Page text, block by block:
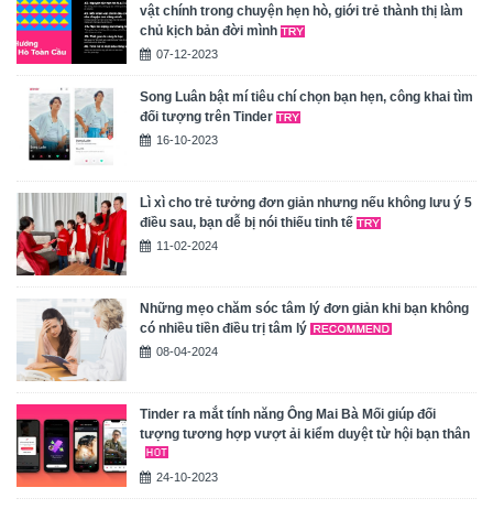
vật chính trong chuyện hẹn hò, giới trẻ thành thị làm
chủ kịch bản đời mình
07-12-2023
Song Luân bật mí tiêu chí chọn bạn hẹn, công khai tìm
đối tượng trên Tinder
16-10-2023
Lì xì cho trẻ tưởng đơn giản nhưng nếu không lưu ý 5
điều sau, bạn dễ bị nói thiếu tinh tế
11-02-2024
Những mẹo chăm sóc tâm lý đơn giản khi bạn không
có nhiều tiền điều trị tâm lý
08-04-2024
Tinder ra mắt tính năng Ông Mai Bà Mối giúp đối
tượng tương hợp vượt ải kiểm duyệt từ hội bạn thân
24-10-2023